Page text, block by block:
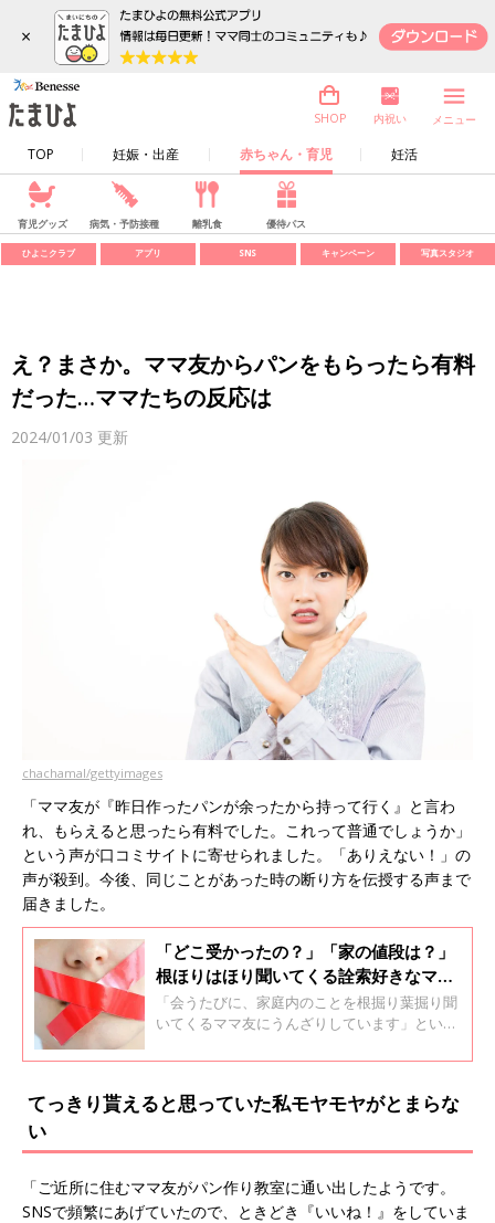
×
TOP 妊娠・出産 赤ちゃん・育児 妊活
SHOP 内祝い メニュー
育児グッズ 病気・予防接種 離乳食 優待パス
ひよこクラブ アプリ SNS キャンペーン 写真スタジオ
え？まさか。ママ友からパンをもらったら有料
だった…ママたちの反応は
2024/01/03 更新
chachamal/gettyimages
「ママ友が『昨日作ったパンが余ったから持って行く』と言わ
れ、もらえると思ったら有料でした。これって普通でしょうか」
という声が口コミサイトに寄せられました。「ありえない！」の
声が殺到。今後、同じことがあった時の断り方を伝授する声まで
届きました。
「どこ受かったの？」「家の値段は？」
根ほりはほり聞いてくる詮索好きなママ
友への断り方、ママたちの声
「会うたびに、家庭内のことを根掘り葉掘り聞
いてくるママ友にうんざりしています」という
せられました。ママ友に限らず親戚、同僚など
の声が集まりました。
てっきり貰えると思っていた私モヤモヤがとまらな
い
「ご近所に住むママ友がパン作り教室に通い出したようです。
SNSで頻繁にあげていたので、ときどき『いいね！』をしていま